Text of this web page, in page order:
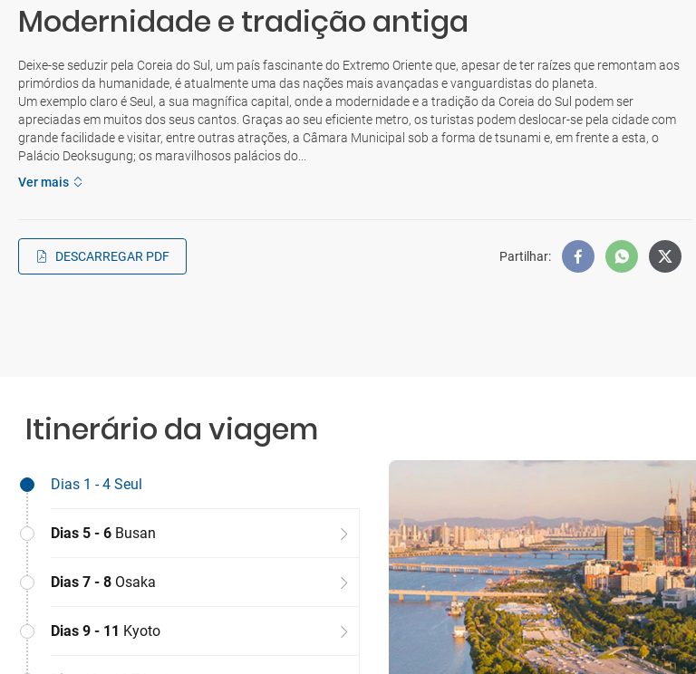
Modernidade e tradição antiga
Deixe-se seduzir pela Coreia do Sul, um país fascinante do Extremo Oriente que, apesar de ter raízes que remontam aos
primórdios da humanidade, é atualmente uma das nações mais avançadas e vanguardistas do planeta.
Um exemplo claro é Seul, a sua magnífica capital, onde a modernidade e a tradição da Coreia do Sul podem ser
apreciadas em muitos dos seus cantos. Graças ao seu eficiente metro, os turistas podem deslocar-se pela cidade com
grande facilidade e visitar, entre outras atrações, a Câmara Municipal sob a forma de tsunami e, em frente a esta, o
Palácio Deoksugung; os maravilhosos palácios do...
Ver mais
DESCARREGAR PDF Partilhar:
Itinerário da viagem
Dias 1 - 4 Seul
Dias 5 - 6 Busan
Dias 7 - 8 Osaka
Dias 9 - 11 Kyoto